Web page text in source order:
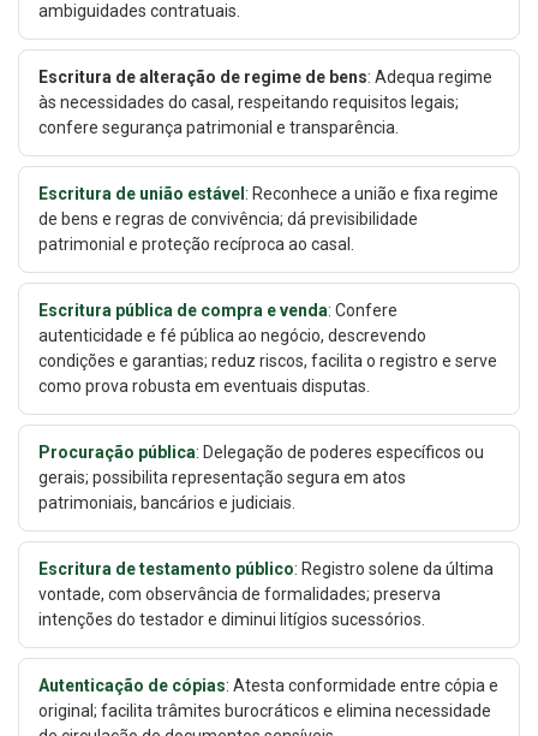
ambiguidades contratuais.
Escritura de alteração de regime de bens: Adequa regime
às necessidades do casal, respeitando requisitos legais;
confere segurança patrimonial e transparência.
Escritura de união estável : Reconhece a união e fixa regime
de bens e regras de convivência; dá previsibilidade
patrimonial e proteção recíproca ao casal.
Escritura pública de compra e venda: Confere
autenticidade e fé pública ao negócio, descrevendo
condições e garantias; reduz riscos, facilita o registro e serve
como prova robusta em eventuais disputas.
Procuração pública: Delegação de poderes específicos ou
gerais; possibilita representação segura em atos
patrimoniais, bancários e judiciais.
Escritura de testamento público: Registro solene da última
vontade, com observância de formalidades; preserva
intenções do testador e diminui litígios sucessórios.
Autenticação de cópias: Atesta conformidade entre cópia e
original; facilita trâmites burocráticos e elimina necessidade